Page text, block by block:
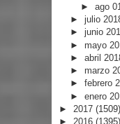
►ago
► julio
► junio
► mayo
► abril
► marzo
► febrero
► enero
► 2017 (1509)
► 2016 (1395)